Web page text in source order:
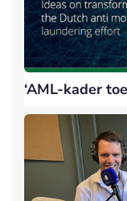
‘AML-kader